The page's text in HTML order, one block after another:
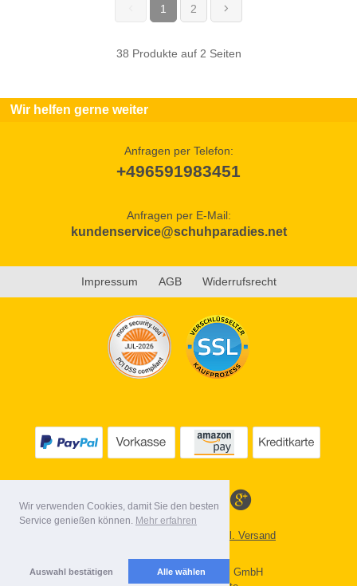
Wir verwenden Cookies, damit Sie den besten
Service genießen können. Mehr erfahren
Auswahl bestätigen Alle wählen
1 (current)
2
38 Produkte auf 2 Seiten
Wir helfen gerne weiter
Anfragen per Telefon:
+496591983451
Anfragen per E-Mail:
kundenservice@schuhparadies.net
Impressum AGB Widerrufsrecht
Alle Preise inkl. MwSt. evtl. zzgl. Versand
Copyright 2026 by Gebr. Röhl GmbH